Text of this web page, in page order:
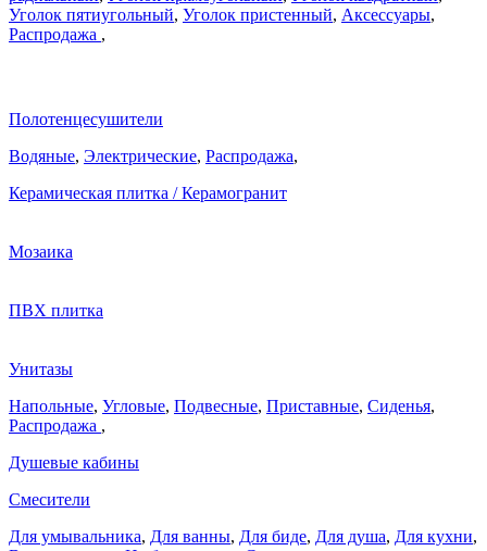
Уголок пятиугольный, Уголок пристенный, Аксессуары,
Распродажа ,
Полотенцесушители
Водяные, Электрические, Распродажа,
Керамическая плитка / Керамогранит
Мозаика
ПВХ плитка
Унитазы
Напольные, Угловые, Подвесные, Приставные, Сиденья,
Распродажа ,
Душевые кабины
Смесители
Для умывальника, Для ванны, Для биде, Для душа, Для кухни,